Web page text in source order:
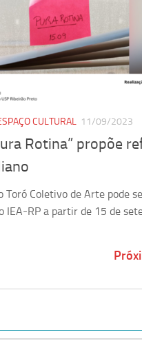
CULTURAL 11/09/2023
Rotina” propõe
Toró Coletivo de Arte pode
IEA-RP a partir de 15 de